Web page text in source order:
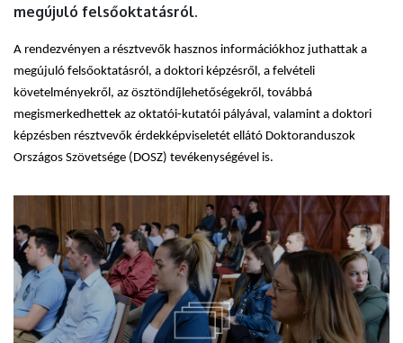
megújuló felsőoktatásról.
A rendezvényen a résztvevők hasznos információkhoz juthattak a
megújuló felsőoktatásról, a doktori képzésről, a felvételi
követelményekről, az ösztöndíjlehetőségekről, továbbá
megismerkedhettek az oktatói-kutatói pályával, valamint a doktori
képzésben résztvevők érdekképviseletét ellátó Doktoranduszok
Országos Szövetsége (DOSZ) tevékenységével is.